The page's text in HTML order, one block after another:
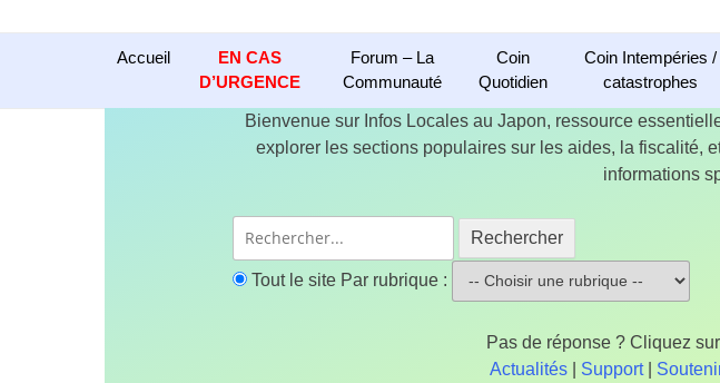
Accueil
EN CAS
D’URGENCE
Forum – La
Communauté
Coin
Quotidien
Coin Intempéries /
catastrophes
Bienvenue sur Infos Locales au Japon, ressource
explorer les sections populaires sur les aides, la fiscalité,
informations
Rechercher
Tout le site Par rubrique :
Pas de réponse ? Cliquez
Actualités
Support|